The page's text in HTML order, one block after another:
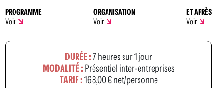
PROGRAMME
Voir
ORGANISATION
Voir
ET APRÈS
Voir
DURÉE :7 heures sur 1 jour
MODALITÉ : Présentiel inter-entreprises
TARIF :168,00 € net/personne